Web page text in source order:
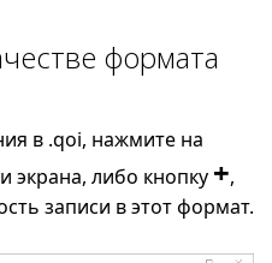
формата
в .qoi, нажмите на
экрана, либо кнопку +,
записи в этот формат.